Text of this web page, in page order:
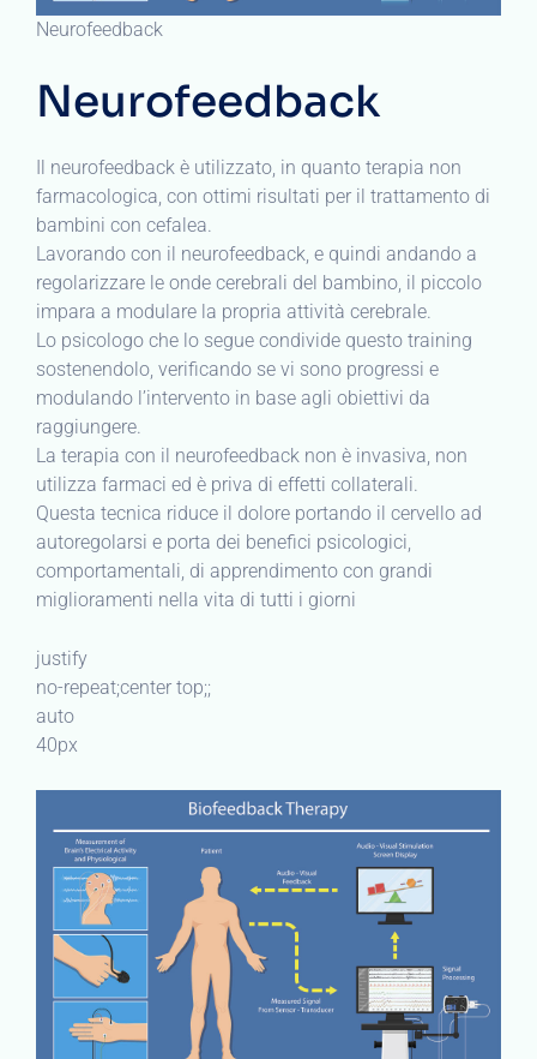
Neurofeedback
Neurofeedback
Il neurofeedback è utilizzato, in quanto terapia non
farmacologica, con ottimi risultati per il trattamento di
bambini con cefalea.
Lavorando con il neurofeedback, e quindi andando a
regolarizzare le onde cerebrali del bambino, il piccolo
impara a modulare la propria attività cerebrale.
Lo psicologo che lo segue condivide questo training
sostenendolo, verificando se vi sono progressi e
modulando l’intervento in base agli obiettivi da
raggiungere.
La terapia con il neurofeedback non è invasiva, non
utilizza farmaci ed è priva di effetti collaterali.
Questa tecnica riduce il dolore portando il cervello ad
autoregolarsi e porta dei benefici psicologici,
comportamentali, di apprendimento con grandi
miglioramenti nella vita di tutti i giorni
justify
no-repeat;center top;;
auto
40px